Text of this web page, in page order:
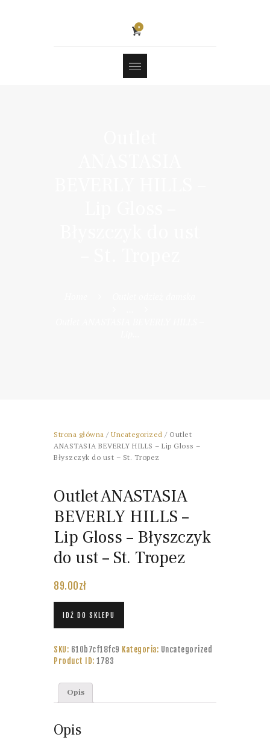
0
Strona główna / Uncategorized / Outlet
ANASTASIA BEVERLY HILLS – Lip Gloss –
Błyszczyk do ust – St. Tropez
Outlet ANASTASIA
BEVERLY HILLS –
Lip Gloss – Błyszczyk
do ust – St. Tropez
89.00zł
IDŹ DO SKLEPU
SKU: 610b7cf18fc9 Kategoria: Uncategorized
Product ID: 1783
Opis
Opis